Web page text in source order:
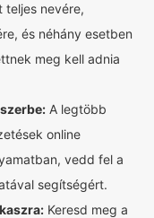
teljes nevére,
és néhány esetben
meg kell adnia
A legtöbb
online
vedd fel a
segítségért.
Keresd meg a